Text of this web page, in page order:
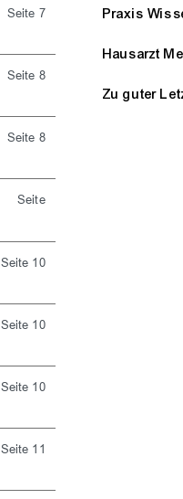
Seite 7
Seite 8
Seite 8
Seite
Seite 10
Seite 10
Seite 10
Seite 11
Praxis
Hausarzt
Zu guter